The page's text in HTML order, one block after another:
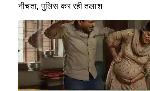
नीचता, पुलिस कर रही तलाश